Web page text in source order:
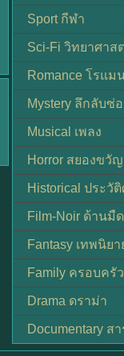
Sport กีฬา
Sci-Fi วิทยาศาส
Romance โรแม
Mystery ลึกลับซ่
Musical เพลง
Horror สยองขวัญ
Historical ประวั
Film-Noir ด้านมื
Fantasy เทพนิยา
Family ครอบครัว
Drama ดราม่า
Documentary ส